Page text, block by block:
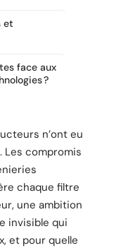
et
face aux
?
n’ont eu
Les compromis
chaque filtre
une ambition
invisible qui
et pour quelle